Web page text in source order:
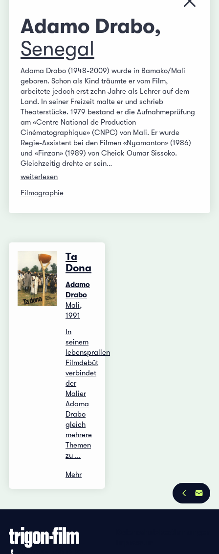
Menü
Adamo Drabo,
Senegal
Adama Drabo (1948-2009) wurde in Bamako/Mali
geboren. Schon als Kind träumte er vom Film,
arbeitete jedoch erst zehn Jahre als Lehrer auf dem
Land. In seiner Freizeit malte er und schrieb
Theaterstücke. 1979 bestand er die Aufnahmeprüfung
am «Centre National de Production
Cinématographique» (CNPC) von Mali. Er wurde
Regie-Assistent bei den Filmen «Nyamanton» (1986)
und «Finzan» (1989) von Cheick Oumar Sissoko.
Gleichzeitig drehte er sein…
weiterlesen
Filmographie
Ta
Dona
Adamo
Drabo
Mali,
1991
In
seinem
lebensprallen
Filmdebüt
verbindet
der
Malier
Adama
Drabo
gleich
mehrere
Themen
zu ...
Mehr